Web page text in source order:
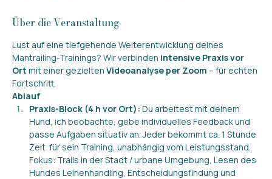
Über die Veranstaltung
Lust auf eine tiefgehende Weiterentwicklung deines
Mantrailing-Trainings? Wir verbinden intensive Praxis vor
Ort mit einer gezielten Videoanalyse per Zoom – für echten
Fortschritt.
Ablauf
Praxis-Block (4 h vor Ort): Du arbeitest mit deinem
Hund, ich beobachte, gebe individuelles Feedback und
passe Aufgaben situativ an. Jeder bekommt ca. 1 Stunde
Zeit  für sein Training, unabhängig vom Leistungsstand.
Fokus: Trails in der Stadt / urbane Umgebung, Lesen des
Hundes Leinenhandling, Entscheidungsfindung und